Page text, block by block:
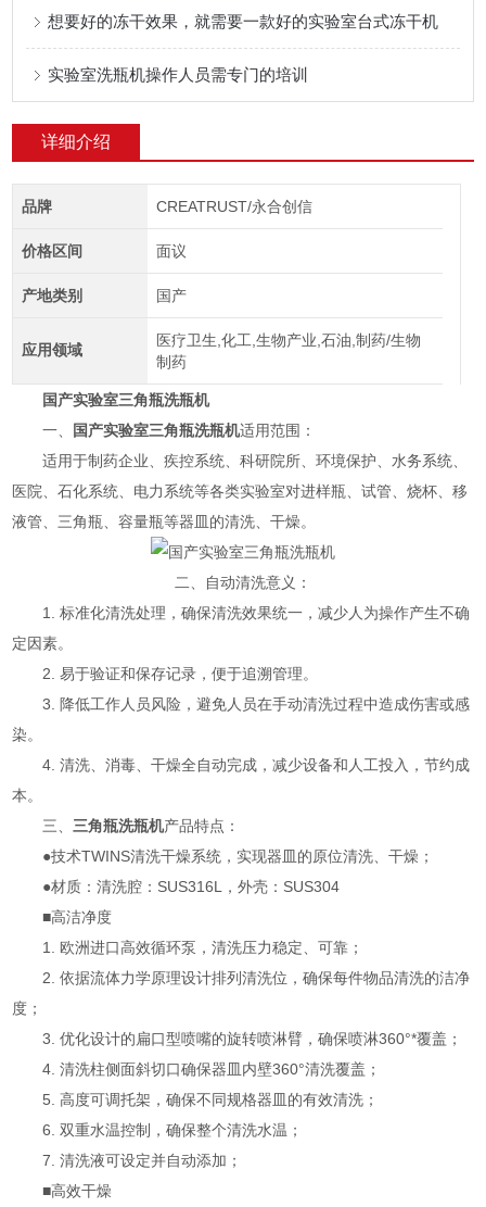
想要好的冻干效果，就需要一款好的实验室台式冻干机
实验室洗瓶机操作人员需专门的培训
详细介绍
品牌 CREATRUST/永合创信
价格区间 面议
产地类别 国产
应用领域
医疗卫生,化工,生物产业,石油,制药/生物
制药
国产实验室三角瓶洗瓶机
一、
国产实验室三角瓶洗瓶机适用范围：
适用于制药企业、疾控系统、科研院所、环境保护、水务系统、
医院、石化系统、电力系统等各类实验室对进样瓶、试管、烧杯、移
液管、三角瓶、容量瓶等器皿的清洗、干燥。
二、自动清洗意义：
1. 标准化清洗处理，确保清洗效果统一，减少人为操作产生不确
定因素。
2. 易于验证和保存记录，便于追溯管理。
3. 降低工作人员风险，避免人员在手动清洗过程中造成伤害或感
染。
4. 清洗、消毒、干燥全自动完成，减少设备和人工投入，节约成
本。
三、 三角瓶洗瓶机产品特点：
●技术TWINS清洗干燥系统，实现器皿的原位清洗、干燥；
●材质：清洗腔：SUS316L，外壳：SUS304
■高洁净度
1. 欧洲进口高效循环泵，清洗压力稳定、可靠；
2. 依据流体力学原理设计排列清洗位，确保每件物品清洗的洁净
度；
3. 优化设计的扁口型喷嘴的旋转喷淋臂，确保喷淋360°*覆盖；
4. 清洗柱侧面斜切口确保器皿内壁360°清洗覆盖；
5. 高度可调托架，确保不同规格器皿的有效清洗；
6. 双重水温控制，确保整个清洗水温；
7. 清洗液可设定并自动添加；
■高效干燥